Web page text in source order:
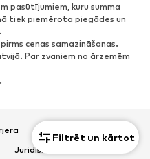
Filtrēt un kārtot
populāri
apavi
pasūtījumiem, kuru summa
tiek piemērota piegādes un
cenas samazināšanas.
Par zvaniem no ārzemēm
Datu aizsardzība
Juridiskā informācija